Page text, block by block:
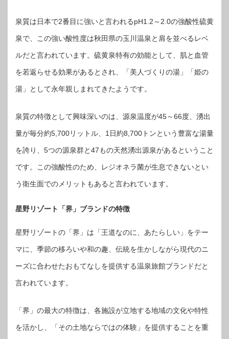
泉質は日本で2番目に強いと言われるpH1.2～2.0の強酸性硫黄
泉で、この強い酸性度は秋田県の玉川温泉と肩を並べるレベ
ルだと言われています。硫黄泉特有の効能として、肌と血管
を若返らせる効果があるとされ、「美人づくりの湯」「姫の
湯」として永年親しまれてきたようです。
泉質の特徴として興味深いのは、源泉温度が45～66度、湧出
量が毎分約5,700リットル、1日約8,700トンという豊富な湯量
を誇り、5つの源泉群と47もの天然湧出源泉があるということ
です。この強酸性のため、レジオネラ菌が生息できないとい
う衛生面でのメリットもあると言われています。
星野リゾート「界」ブランドの特徴
星野リゾートの「界」は「王道なのに、あたらしい」をテー
マに、季節の移ろいや和の趣、伝統を生かしながら現代のニ
ーズに合わせたおもてなしを提供する温泉旅館ブランドだと
言われています。
「界」の最大の特徴は、各施設が立地する地域の文化や特性
を活かし、「その土地ならではの体験」を提供することを重